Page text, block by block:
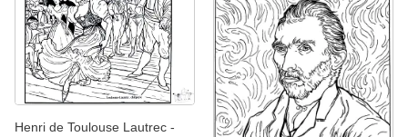
Henri de Toulouse Lautrec -